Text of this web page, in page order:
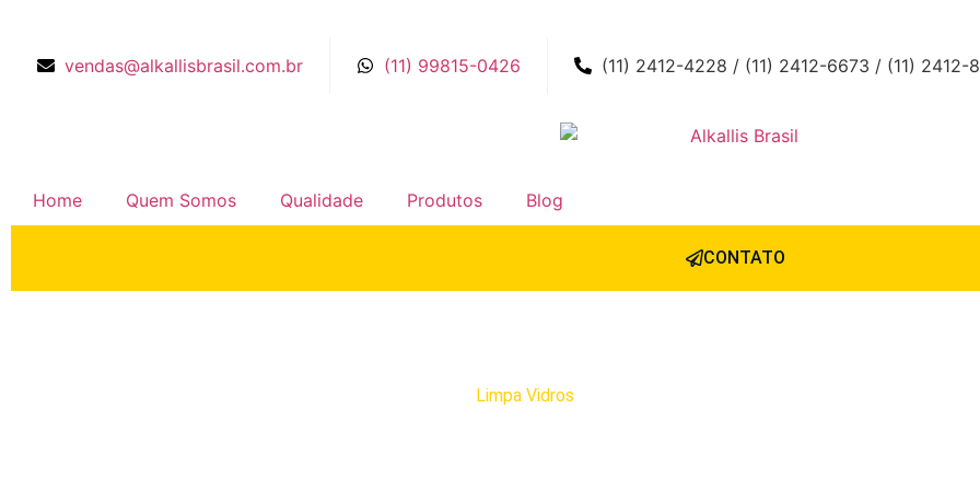
vendas@alkallisbrasil.com.br (11) 99815-0426 (11) 2412-4228 / (11) 2412-6673 / (11) 2412-
Home Quem Somos Qualidade Produtos Blog
CONTATO
Limpa Vidros